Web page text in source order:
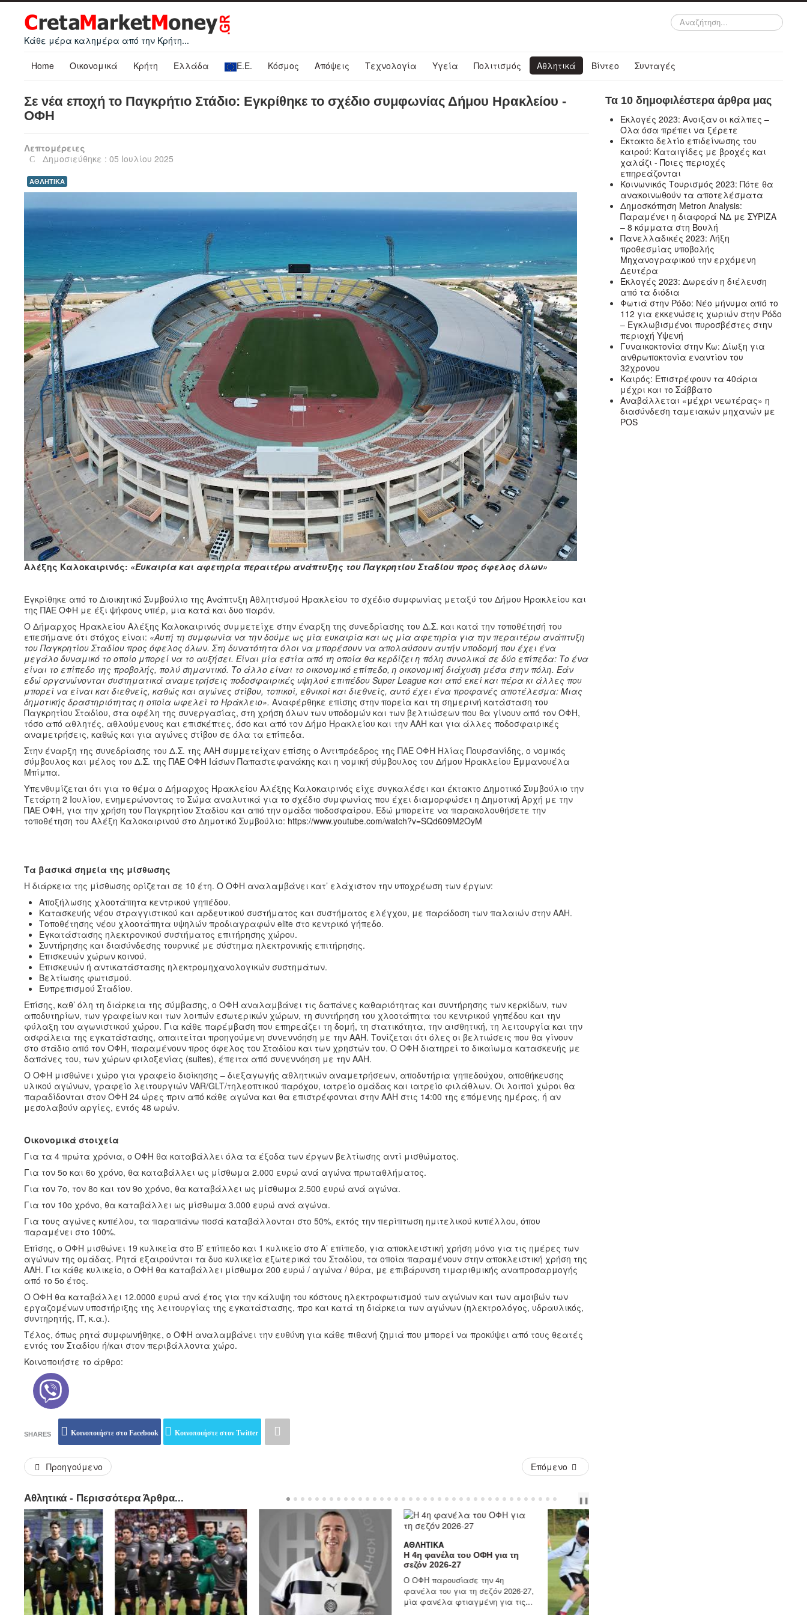
Κάθε μέρα καλημέρα από την Κρήτη...
Αναζήτηση...
Home Οικονομικά Κρήτη Ελλάδα Ε.Ε. Κόσμος Απόψεις Τεχνολογία Υγεία Πολιτισμός Αθλητικά Βίντεο Συνταγές
Σε νέα εποχή το Παγκρήτιο Στάδιο: Εγκρίθηκε το σχέδιο συμφωνίας Δήμου Ηρακλείου -
ΟΦΗ
Λεπτομέρειες
Δημοσιεύθηκε : 05 Ιουλίου 2025
ΑΘΛΗΤΙΚΑ
Αλέξης Καλοκαιρινός: «Ευκαιρία και αφετηρία περαιτέρω ανάπτυξης του Παγκρητίου Σταδίου προς όφελος όλων»
Εγκρίθηκε από το Διοικητικό Συμβούλιο της Ανάπτυξη Αθλητισμού Ηρακλείου το σχέδιο συμφωνίας μεταξύ του Δήμου Ηρακλείου και
της ΠΑΕ ΟΦΗ με έξι ψήφους υπέρ, μια κατά και δυο παρόν.
Ο Δήμαρχος Ηρακλείου Αλέξης Καλοκαιρινός συμμετείχε στην έναρξη της συνεδρίασης του Δ.Σ. και κατά την τοποθέτησή του
επεσήμανε ότι στόχος είναι: «Αυτή τη συμφωνία να την δούμε ως μία ευκαιρία και ως μία αφετηρία για την περαιτέρω ανάπτυξη
του Παγκρητίου Σταδίου προς όφελος όλων. Στη δυνατότητα όλοι να μπορέσουν να απολαύσουν αυτήν υποδομή που έχει ένα
μεγάλο δυναμικό το οποίο μπορεί να το αυξήσει. Είναι μία εστία από τη οποία θα κερδίζει η πόλη συνολικά σε δύο επίπεδα: Το ένα
είναι το επίπεδο της προβολής, πολύ σημαντικό. Το άλλο είναι το οικονομικό επίπεδο, η οικονομική διάχυση μέσα στην πόλη. Εάν
εδώ οργανώνονται συστηματικά αναμετρήσεις ποδοσφαιρικές υψηλού επιπέδου Super League και από εκεί και πέρα κι άλλες που
μπορεί να είναι και διεθνείς, καθώς και αγώνες στίβου, τοπικοί, εθνικοί και διεθνείς, αυτό έχει ένα προφανές αποτέλεσμα: Μιας
δημοτικής δραστηριότητας η οποία ωφελεί το Ηράκλειο». Αναφέρθηκε επίσης στην πορεία και τη σημερινή κατάσταση του
Παγκρητίου Σταδίου, στα οφέλη της συνεργασίας, στη χρήση όλων των υποδομών και των βελτιώσεων που θα γίνουν από τον ΟΦΗ,
τόσο από αθλητές, αθλούμενους και επισκέπτες, όσο και από τον Δήμο Ηρακλείου και την ΑΑΗ και για άλλες ποδοσφαιρικές
αναμετρήσεις, καθώς και για αγώνες στίβου σε όλα τα επίπεδα.
Στην έναρξη της συνεδρίασης του Δ.Σ. της ΑΑΗ συμμετείχαν επίσης ο Αντιπρόεδρος της ΠΑΕ ΟΦΗ Ηλίας Πουρσανίδης, ο νομικός
σύμβουλος και μέλος του Δ.Σ. της ΠΑΕ ΟΦΗ Ιάσων Παπαστεφανάκης και η νομική σύμβουλος του Δήμου Ηρακλείου Εμμανουέλα
Μπίμπα.
Υπενθυμίζεται ότι για το θέμα ο Δήμαρχος Ηρακλείου Αλέξης Καλοκαιρινός είχε συγκαλέσει και έκτακτο Δημοτικό Συμβούλιο την
Τετάρτη 2 Ιουλίου, ενημερώνοντας το Σώμα αναλυτικά για το σχέδιο συμφωνίας που έχει διαμορφώσει η Δημοτική Αρχή με την
ΠΑΕ ΟΦΗ, για την χρήση του Παγκρητίου Σταδίου και από την ομάδα ποδοσφαίρου. Εδώ μπορείτε να παρακολουθήσετε την
τοποθέτηση του Αλέξη Καλοκαιρινού στο Δημοτικό Συμβούλιο: https://www.youtube.com/watch?v=SQd609M2OyM
Τα βασικά σημεία της μίσθωσης
Η διάρκεια της μίσθωσης ορίζεται σε 10 έτη. Ο ΟΦΗ αναλαμβάνει κατ’ ελάχιστον την υποχρέωση των έργων:
Αποξήλωσης χλοοτάπητα κεντρικού γηπέδου.
Κατασκευής νέου στραγγιστικού και αρδευτικού συστήματος και συστήματος ελέγχου, με παράδοση των παλαιών στην ΑΑΗ.
Τοποθέτησης νέου χλοοτάπητα υψηλών προδιαγραφών elite στο κεντρικό γήπεδο.
Εγκατάστασης ηλεκτρονικού συστήματος επιτήρησης χώρου.
Συντήρησης και διασύνδεσης τουρνικέ με σύστημα ηλεκτρονικής επιτήρησης.
Επισκευών χώρων κοινού.
Επισκευών ή αντικατάστασης ηλεκτρομηχανολογικών συστημάτων.
Βελτίωσης φωτισμού.
Ευπρεπισμού Σταδίου.
Επίσης, καθ’ όλη τη διάρκεια της σύμβασης, ο ΟΦΗ αναλαμβάνει τις δαπάνες καθαριότητας και συντήρησης των κερκίδων, των
αποδυτηρίων, των γραφείων και των λοιπών εσωτερικών χώρων, τη συντήρηση του χλοοτάπητα του κεντρικού γηπέδου και την
φύλαξη του αγωνιστικού χώρου. Για κάθε παρέμβαση που επηρεάζει τη δομή, τη στατικότητα, την αισθητική, τη λειτουργία και την
ασφάλεια της εγκατάστασης, απαιτείται προηγούμενη συνεννόηση με την ΑΑΗ. Τονίζεται ότι όλες οι βελτιώσεις που θα γίνουν
στο στάδιο από τον ΟΦΗ, παραμένουν προς όφελος του Σταδίου και των χρηστών του. Ο ΟΦΗ διατηρεί το δικαίωμα κατασκευής με
δαπάνες του, των χώρων φιλοξενίας (suites), έπειτα από συνεννόηση με την ΑΑΗ.
Ο ΟΦΗ μισθώνει χώρο για γραφείο διοίκησης – διεξαγωγής αθλητικών αναμετρήσεων, αποδυτήρια γηπεδούχου, αποθήκευσης
υλικού αγώνων, γραφείο λειτουργιών VAR/GLT/τηλεοπτικού παρόχου, ιατρείο ομάδας και ιατρείο φιλάθλων. Οι λοιποί χώροι θα
παραδίδονται στον ΟΦΗ 24 ώρες πριν από κάθε αγώνα και θα επιστρέφονται στην ΑΑΗ στις 14:00 της επόμενης ημέρας, ή αν
μεσολαβούν αργίες, εντός 48 ωρών.
Οικονομικά στοιχεία
Για τα 4 πρώτα χρόνια, ο ΟΦΗ θα καταβάλλει όλα τα έξοδα των έργων βελτίωσης αντί μισθώματος.
Για τον 5ο και 6ο χρόνο, θα καταβάλλει ως μίσθωμα 2.000 ευρώ ανά αγώνα πρωταθλήματος.
Για τον 7ο, τον 8ο και τον 9ο χρόνο, θα καταβάλλει ως μίσθωμα 2.500 ευρώ ανά αγώνα.
Για τον 10ο χρόνο, θα καταβάλλει ως μίσθωμα 3.000 ευρώ ανά αγώνα.
Για τους αγώνες κυπέλου, τα παραπάνω ποσά καταβάλλονται στο 50%, εκτός την περίπτωση ημιτελικού κυπέλλου, όπου
παραμένει στο 100%.
Επίσης, ο ΟΦΗ μισθώνει 19 κυλικεία στο Β’ επίπεδο και 1 κυλικείο στο Α’ επίπεδο, για αποκλειστική χρήση μόνο για τις ημέρες των
αγώνων της ομάδας. Ρητά εξαιρούνται τα δυο κυλικεία εξωτερικά του Σταδίου, τα οποία παραμένουν στην αποκλειστική χρήση της
ΑΑΗ. Για κάθε κυλικείο, ο ΟΦΗ θα καταβάλλει μίσθωμα 200 ευρώ / αγώνα / θύρα, με επιβάρυνση τιμαριθμικής αναπροσαρμογής
από το 5ο έτος.
Ο ΟΦΗ θα καταβάλλει 12.0000 ευρώ ανά έτος για την κάλυψη του κόστους ηλεκτροφωτισμού των αγώνων και των αμοιβών των
εργαζομένων υποστήριξης της λειτουργίας της εγκατάστασης, προ και κατά τη διάρκεια των αγώνων (ηλεκτρολόγος, υδραυλικός,
συντηρητής, IT, κ.α.).
Τέλος, όπως ρητά συμφωνήθηκε, ο ΟΦΗ αναλαμβάνει την ευθύνη για κάθε πιθανή ζημιά που μπορεί να προκύψει από τους θεατές
εντός του Σταδίου ή/και στον περιβάλλοντα χώρο.
Κοινοποιήστε το άρθρο:
SHARES Κοινοποιήστε στο Facebook Κοινοποιήστε στον Twitter
Προηγούμενο Επόμενο
Αθλητικά - Περισσότερα Άρθρα... PREVNEXT
❚❚
ΑΘΛΗΤΙΚΆ
Η 4η φανέλα του ΟΦΗ για τη
σεζόν 2026-27
Ο ΟΦΗ παρουσίασε την 4η
φανέλα του για τη σεζόν 2026-27,
μία φανέλα φτιαγμένη για τις...
Τα 10 δημοφιλέστερα άρθρα μας
Εκλογές 2023: Άνοιξαν οι κάλπες –
Όλα όσα πρέπει να ξέρετε
Έκτακτο δελτίο επιδείνωσης του
καιρού: Καταιγίδες με βροχές και
χαλάζι - Ποιες περιοχές
επηρεάζονται
Κοινωνικός Τουρισμός 2023: Πότε θα
ανακοινωθούν τα αποτελέσματα
Δημοσκόπηση Metron Analysis:
Παραμένει η διαφορά ΝΔ με ΣΥΡΙΖΑ
– 8 κόμματα στη Βουλή
Πανελλαδικές 2023: Λήξη
προθεσμίας υποβολής
Μηχανογραφικού την ερχόμενη
Δευτέρα
Εκλογές 2023: Δωρεάν η διέλευση
από τα διόδια
Φωτιά στην Ρόδο: Νέο μήνυμα από το
112 για εκκενώσεις χωριών στην Ρόδο
– Εγκλωβισμένοι πυροσβέστες στην
περιοχή Υψενή
Γυναικοκτονία στην Κω: Δίωξη για
ανθρωποκτονία εναντίον του
32χρονου
Καιρός: Επιστρέφουν τα 40άρια
μέχρι και το Σάββατο
Αναβάλλεται «μέχρι νεωτέρας» η
διασύνδεση ταμειακών μηχανών με
POS